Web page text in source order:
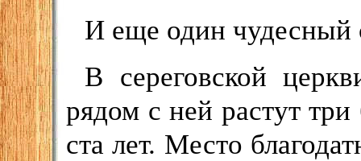
И еще один чудесный
В сереговской
рядом с ней растут
ста лет. Место